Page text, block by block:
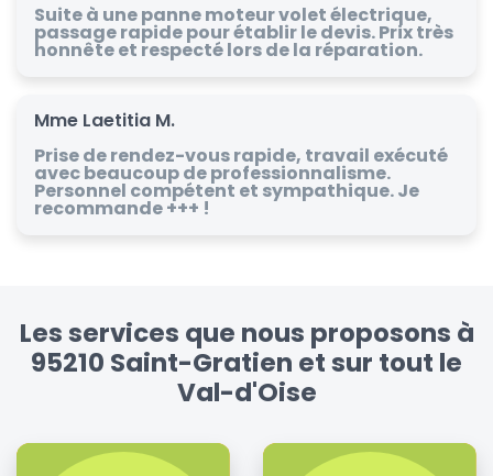
Suite à une panne moteur volet électrique,
passage rapide pour établir le devis. Prix très
honnête et respecté lors de la réparation.
Mme Laetitia M.
Prise de rendez-vous rapide, travail exécuté
avec beaucoup de professionnalisme.
Personnel compétent et sympathique. Je
recommande +++ !
Les services que nous proposons à
95210 Saint-Gratien et sur tout le
Val-d'Oise